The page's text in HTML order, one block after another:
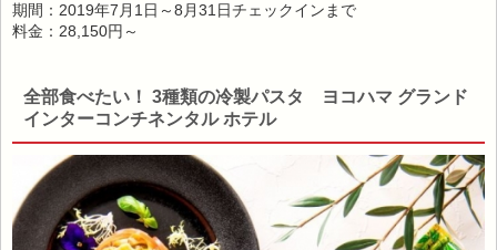
期間：2019年7月1日～8月31日チェックインまで
料金：28,150円～
全部食べたい！ 3種類の冷製パスタ ヨコハマ グランド
インターコンチネンタル ホテル